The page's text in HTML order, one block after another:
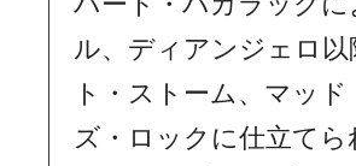
ル、ディアンジェロ
ト・ストーム、マッ
ズ・ロックに仕立て